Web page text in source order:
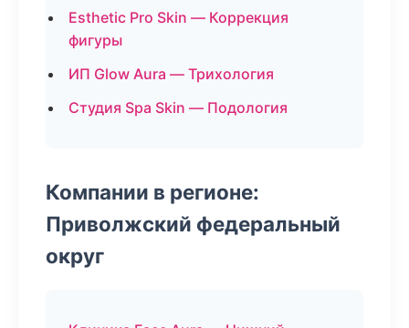
Esthetic Pro Skin — Коррекция
фигуры
ИП Glow Aura — Трихология
Студия Spa Skin — Подология
Компании в регионе:
Приволжский федеральный
округ